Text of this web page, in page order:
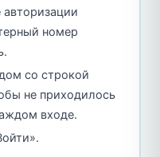
номер
со строкой
не приходилось
входе.